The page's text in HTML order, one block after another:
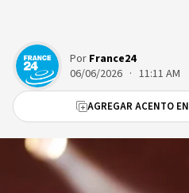
Por France24
06/06/2026 · 11:11 AM
AGREGAR ACENTO EN